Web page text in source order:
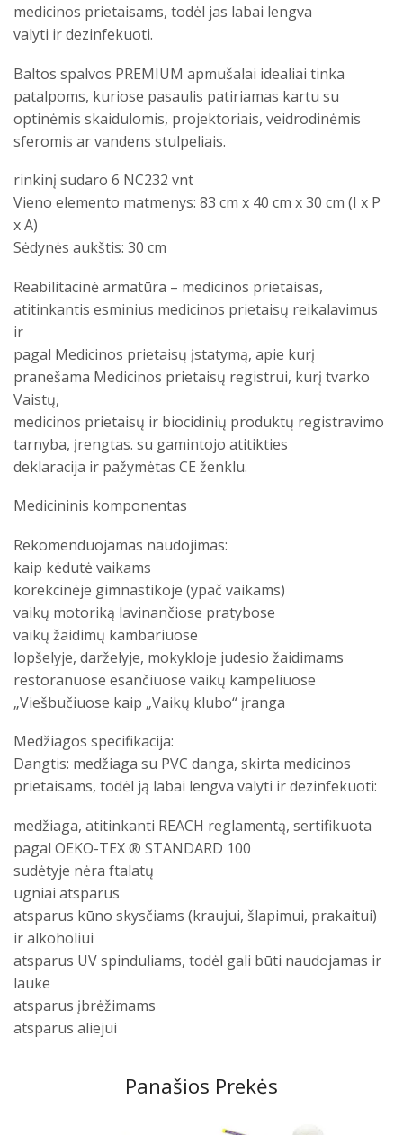
medicinos prietaisams, todėl jas labai lengva
valyti ir dezinfekuoti.
Baltos spalvos PREMIUM apmušalai idealiai tinka
patalpoms, kuriose pasaulis patiriamas kartu su
optinėmis skaidulomis, projektoriais, veidrodinėmis
sferomis ar vandens stulpeliais.
rinkinį sudaro 6 NC232 vnt
Vieno elemento matmenys: 83 cm x 40 cm x 30 cm (I x P
x A)
Sėdynės aukštis: 30 cm
Reabilitacinė armatūra – medicinos prietaisas,
atitinkantis esminius medicinos prietaisų reikalavimus
ir
pagal Medicinos prietaisų įstatymą, apie kurį
pranešama Medicinos prietaisų registrui, kurį tvarko
Vaistų,
medicinos prietaisų ir biocidinių produktų registravimo
tarnyba, įrengtas. su gamintojo atitikties
deklaracija ir pažymėtas CE ženklu.
Medicininis komponentas
Rekomenduojamas naudojimas:
kaip kėdutė vaikams
korekcinėje gimnastikoje (ypač vaikams)
vaikų motoriką lavinančiose pratybose
vaikų žaidimų kambariuose
lopšelyje, darželyje, mokykloje judesio žaidimams
restoranuose esančiuose vaikų kampeliuose
„Viešbučiuose kaip „Vaikų klubo“ įranga
Medžiagos specifikacija:
Dangtis: medžiaga su PVC danga, skirta medicinos
prietaisams, todėl ją labai lengva valyti ir dezinfekuoti:
medžiaga, atitinkanti REACH reglamentą, sertifikuota
pagal OEKO-TEX ® STANDARD 100
sudėtyje nėra ftalatų
ugniai atsparus
atsparus kūno skysčiams (kraujui, šlapimui, prakaitui)
ir alkoholiui
atsparus UV spinduliams, todėl gali būti naudojamas ir
lauke
atsparus įbrėžimams
atsparus aliejui
Panašios Prekės